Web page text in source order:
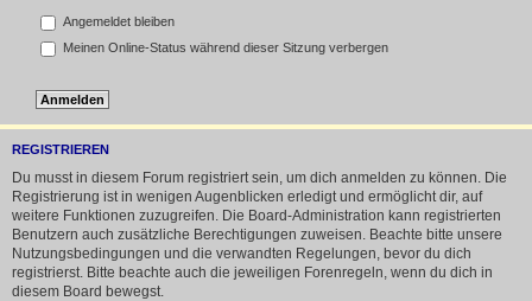
Angemeldet bleiben
Meinen Online-Status während dieser Sitzung verbergen
REGISTRIEREN
Du musst in diesem Forum registriert sein, um dich anmelden zu können. Die
Registrierung ist in wenigen Augenblicken erledigt und ermöglicht dir, auf
weitere Funktionen zuzugreifen. Die Board-Administration kann registrierten
Benutzern auch zusätzliche Berechtigungen zuweisen. Beachte bitte unsere
Nutzungsbedingungen und die verwandten Regelungen, bevor du dich
registrierst. Bitte beachte auch die jeweiligen Forenregeln, wenn du dich in
diesem Board bewegst.